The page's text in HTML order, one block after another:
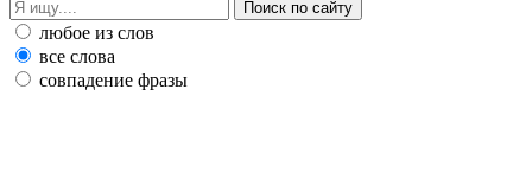
любое из слов
все слова
совпадение фразы